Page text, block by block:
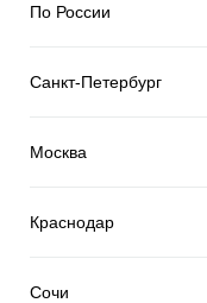
По России
Санкт-Петербург
Москва
Краснодар
Сочи